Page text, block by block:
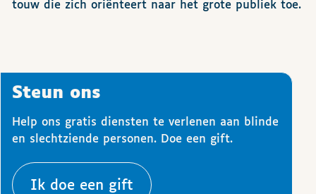
touw die zich oriënteert naar het grote publiek toe.
Steun ons
Help ons gratis diensten te verlenen aan blinde
en slechtziende personen. Doe een gift.
Ik doe een gift